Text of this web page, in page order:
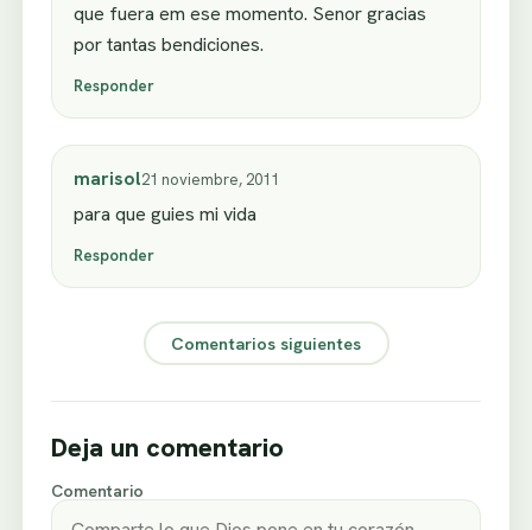
que fuera em ese momento. Senor gracias
por tantas bendiciones.
Responder
marisol21 noviembre, 2011
para que guies mi vida
Responder
Comentarios siguientes
Deja un comentario
Comentario